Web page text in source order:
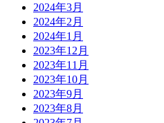
2024年3月
2024年2月
2024年1月
2023年12月
2023年11月
2023年10月
2023年9月
2023年8月